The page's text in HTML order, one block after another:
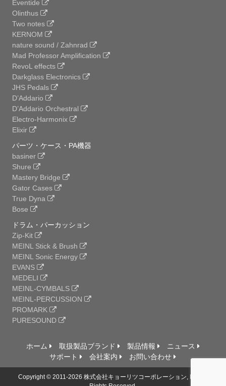
Eventide
Olinthus
Two notes
KERNOM
nature sound / Zahnrad
Mad Professor Amplification
RevoL effects
Darkglass Electronics
JHS Pedals
D’Addario
D’Addario Orchestral
Electro-Harmonix
Elixir
パーツ・ケース・PA機器
basiner
Shure
Mastery Bridge
Gator Cases
True Dyna
Bose
ドラム・パーカッション
Zip-Kit
MEINL Stick & Brush
MEINL Sonic Energy
EVANS
MEDELI
MEINL-CYMBALS
MEINL-PERCUSSION
PROMARK
PURESOUND
ホーム 取扱製品ブランド 製品情報
ニュース
サポート
会社案内 お問い合わせ
Copyright © 2011-2026 株式会社キョーリツコーポレーション, Ltd. All